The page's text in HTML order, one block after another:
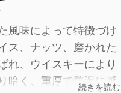
風味によって特徴づけ
ス、ナッツ、磨かれた
れ、ウイスキーにより
暗く、重厚で贅沢に感
続きを読む